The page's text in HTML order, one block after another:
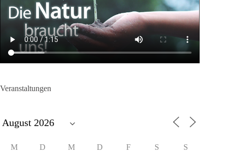
Veranstaltungen
M D M D F S S